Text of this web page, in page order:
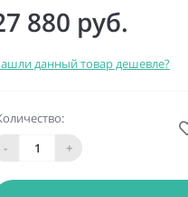
880 руб.
данный товар дешевле?
-
+